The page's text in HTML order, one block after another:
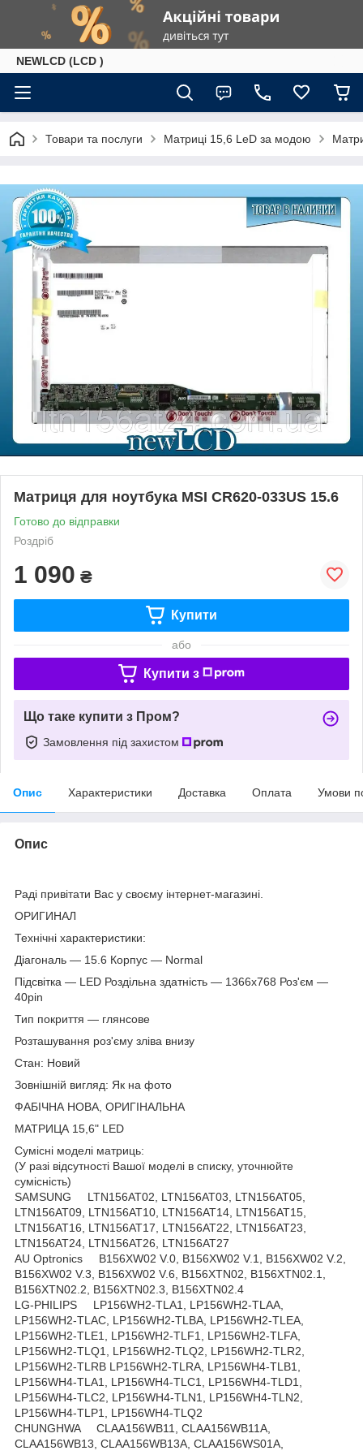
NEWLCD (LCD )
Товари та послуги Матриці 15,6 LeD за модою
Матриця для ноутбука MSI CR620-033US 15.6
Готово до відправки
Роздріб
1 090 ₴
Купити
або
Купити з
Що таке купити з Пром?
Замовлення під захистом
Опис Характеристики Доставка Оплата Умови
Опис
Раді привітати Вас у своєму інтернет-магазині.
ОРИГИНАЛ
Технічні характеристики:
Діагональ — 15.6 Корпус — Normal
Підсвітка — LED Роздільна здатність — 1366х768 Роз'єм —
40pin
Тип покриття — глянсове
Розташування роз'єму зліва внизу
Стан: Новий
Зовнішній вигляд: Як на фото
ФАБІЧНА НОВА, ОРИГІНАЛЬНА
МАТРИЦА 15,6" LED
Сумісні моделі матриць:
(У разі відсутності Вашої моделі в списку, уточнюйте
сумісність)
SAMSUNG LTN156AT02, LTN156AT03, LTN156AT05,
LTN156AT09, LTN156AT10, LTN156AT14, LTN156AT15,
LTN156AT16, LTN156AT17, LTN156AT22, LTN156AT23,
LTN156AT24, LTN156AT26, LTN156AT27
AU Optronics B156XW02 V.0, B156XW02 V.1, B156XW02 V.2,
B156XW02 V.3, B156XW02 V.6, B156XTN02, B156XTN02.1,
B156XTN02.2, B156XTN02.3, B156XTN02.4
LG-PHILIPS LP156WH2-TLA1, LP156WH2-TLAA,
LP156WH2-TLAC, LP156WH2-TLBA, LP156WH2-TLEA,
LP156WH2-TLE1, LP156WH2-TLF1, LP156WH2-TLFA,
LP156WH2-TLQ1, LP156WH2-TLQ2, LP156WH2-TLR2,
LP156WH2-TLRB LP156WH2-TLRA, LP156WH4-TLB1,
LP156WH4-TLA1, LP156WH4-TLC1, LP156WH4-TLD1,
LP156WH4-TLC2, LP156WH4-TLN1, LP156WH4-TLN2,
LP156WH4-TLP1, LP156WH4-TLQ2
CHUNGHWA CLAA156WB11, CLAA156WB11A,
CLAA156WB13, CLAA156WB13A, CLAA156WS01A,